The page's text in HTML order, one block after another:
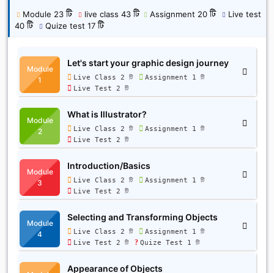
Module 23 টি live class 43 টি Assignment 20 টি
Live test
40 টি
Quize test 17 টি
Module
1
Let's start your graphic design journey
Live Class 2 টি
Assignment 1 টি
Live Test 2 টি
Module
2
What is Illustrator?
Live Class 2 টি
Assignment 1 টি
Live Test 2 টি
Module
3
Introduction/Basics
Live Class 2 টি
Assignment 1 টি
Live Test 2 টি
Module
4
Selecting and Transforming Objects
Live Class 2 টি
Assignment 1 টি
Live Test 2 টি
Quize Test 1 টি
Appearance of Objects